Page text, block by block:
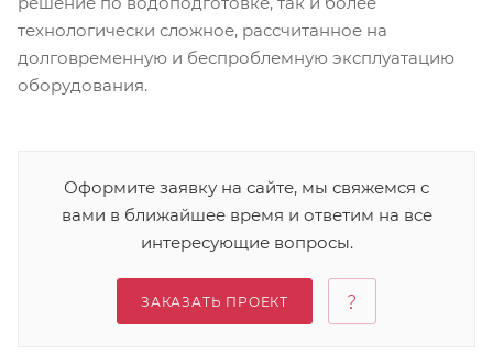
технологически сложное, рассчитанное на
долговременную и беспроблемную эксплуатацию
оборудования.
Оформите заявку на сайте, мы свяжемся с
вами в ближайшее время и ответим на все
интересующие вопросы.
ЗАКАЗАТЬ ПРОЕКТ